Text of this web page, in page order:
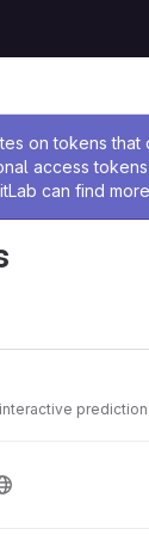
on tokens
access
can find